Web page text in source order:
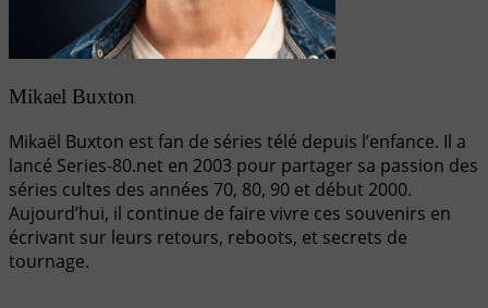
Mikael Buxton
Mikaël Buxton est fan de séries télé depuis l’enfance. Il a
lancé Series-80.net en 2003 pour partager sa passion des
séries cultes des années 70, 80, 90 et début 2000.
Aujourd’hui, il continue de faire vivre ces souvenirs en
écrivant sur leurs retours, reboots, et secrets de
tournage.